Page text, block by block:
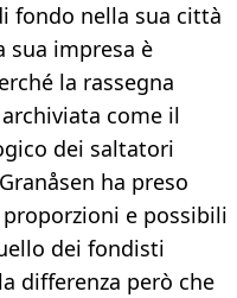
fondo nella sua città
sua impresa è
la rassegna
come il
dei saltatori
ha preso
e possibili
dei fondisti
differenza però che